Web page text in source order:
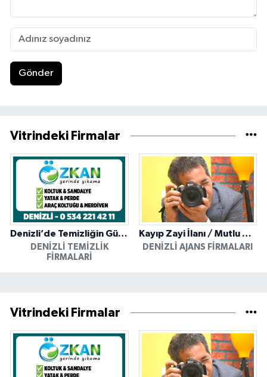
Gönder
Vitrindeki Firmalar
Denizli’de Temizliğin Güvenilir Adresi: Özkan Yerinde Yıkama
DENIZLI TEMIZLIK
FIRMALARI
Kayıp Zayi İlanı / Mutlu Ajans / Denizli
DENIZLI AJANS FIRMALARI
Vitrindeki Firmalar